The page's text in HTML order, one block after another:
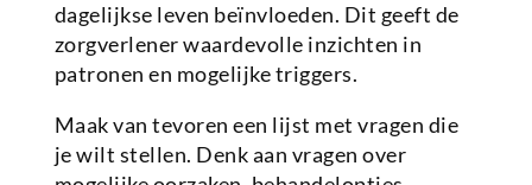
dagelijkse leven beïnvloeden. Dit geeft de
zorgverlener waardevolle inzichten in
patronen en mogelijke triggers.
Maak van tevoren een lijst met vragen die
je wilt stellen. Denk aan vragen over